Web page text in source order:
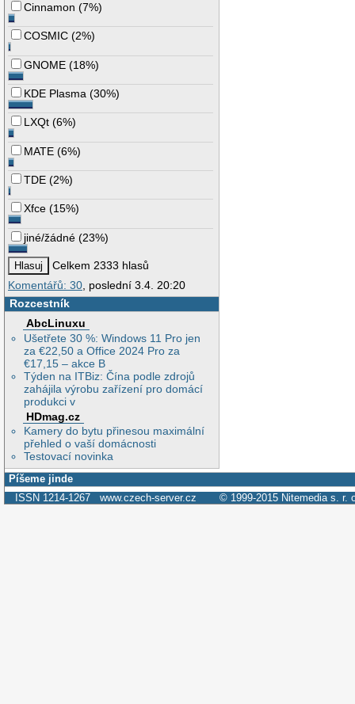
Cinnamon (7%)
COSMIC (2%)
GNOME (18%)
KDE Plasma (30%)
LXQt (6%)
MATE (6%)
TDE (2%)
Xfce (15%)
jiné/žádné (23%)
Celkem 2333 hlasů
Komentářů: 30, poslední 3.4. 20:20
Rozcestník
AbcLinuxu
Ušetřete 30 %: Windows 11 Pro jen
za €22,50 a Office 2024 Pro za
€17,15 – akce B
Týden na ITBiz: Čína podle zdrojů
zahájila výrobu zařízení pro domácí
produkci v
HDmag.cz
Kamery do bytu přinesou maximální
přehled o vaší domácnosti
Testovací novinka
Píšeme jinde
ISSN 1214-1267 www.czech-server.cz © 1999-2015 Nitemedia s. r.